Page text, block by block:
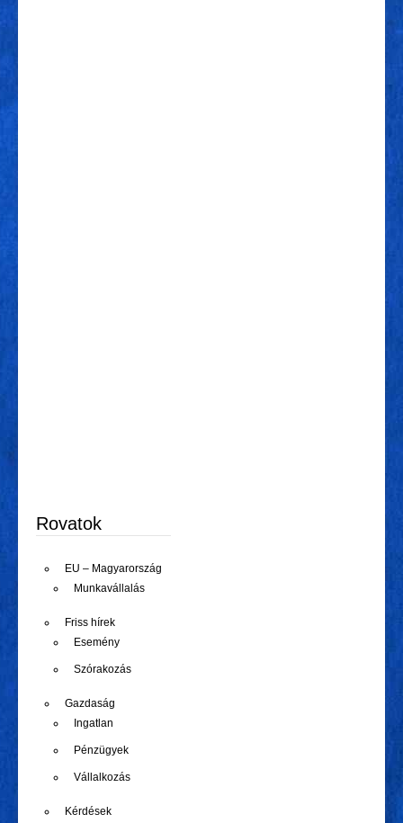
Rovatok
EU – Magyarország
Munkavállalás
Friss hírek
Esemény
Szórakozás
Gazdaság
Ingatlan
Pénzügyek
Vállalkozás
Kérdések